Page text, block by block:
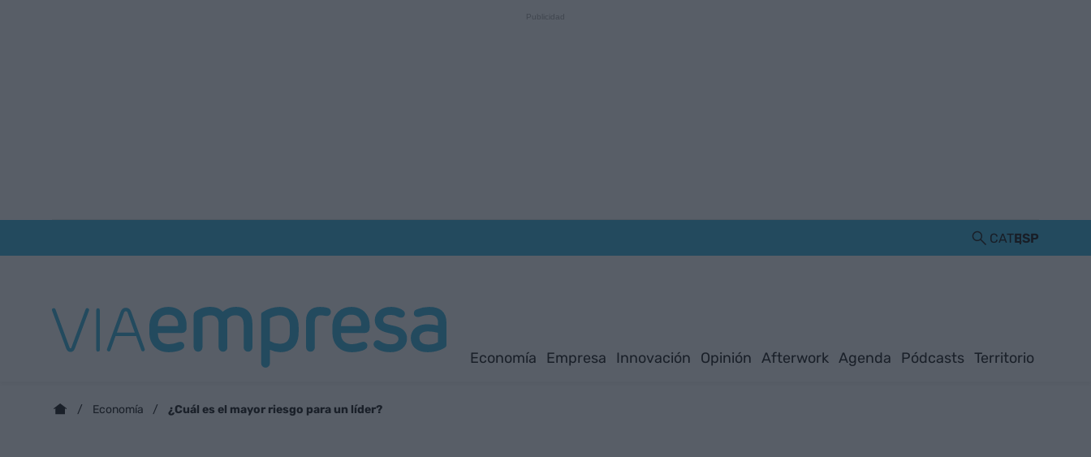
CATESP
Economía Empresa Innovación Opinión Afterwork Agenda Pódcasts Territorio
Economía ¿Cuál es el mayor riesgo para un líder?